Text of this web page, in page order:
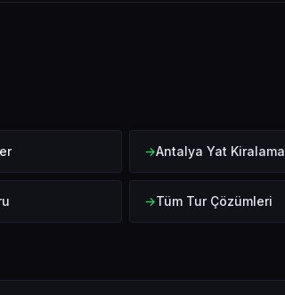
Antalya Yat Kiralama
Tüm Tur Çözümleri